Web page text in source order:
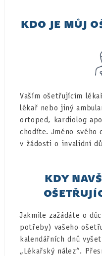
KDO JE MŮJ
Vaším ošetřujícím
lékař nebo jiný
ortoped, kardiolog
chodíte. Jméno svého
v žádosti o invalidní
KDY
Jakmile zažádáte o
potřeby) vašeho
kalendářních dnů
„Lékařský nález“.